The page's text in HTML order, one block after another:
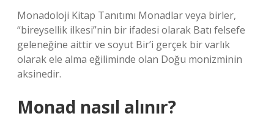
Monadoloji Kitap Tanıtımı Monadlar veya birler,
“bireysellik ilkesi”nin bir ifadesi olarak Batı felsefe
geleneğine aittir ve soyut Bir’i gerçek bir varlık
olarak ele alma eğiliminde olan Doğu monizminin
aksinedir.
Monad nasıl alınır?